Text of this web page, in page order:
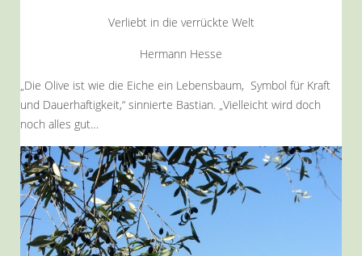
Verliebt in die verrückte Welt
Hermann Hesse
„Die Olive ist wie die Eiche ein Lebensbaum, Symbol für Kraft
und Dauerhaftigkeit,“ sinnierte Bastian. „Vielleicht wird doch
noch alles gut…